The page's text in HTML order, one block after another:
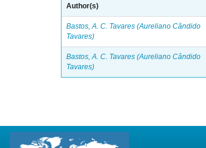
Author(s)
Bastos, A. C. Tavares (Aureliano Cândido
Tavares)
Bastos, A. C. Tavares (Aureliano Cândido
Tavares)